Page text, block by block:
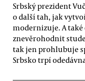
Srbský prezident
o další tah, jak
modernizuje. A
znevěrohodnit
tak jen prohlubuje
Srbsko trpí